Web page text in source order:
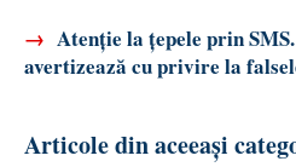
→ Atenție la țepele prin
avertizează cu privire la
Articole din aceeași